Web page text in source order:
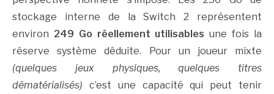
stockage interne de la Switch 2 représentent
environ 249 Go réellement utilisables une fois la
réserve système déduite. Pour un joueur mixte
(quelques jeux physiques, quelques titres
dématérialisés) c’est une capacité qui peut tenir